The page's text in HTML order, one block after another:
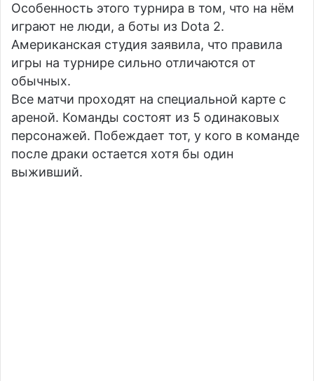
Особенность этого турнира в том, что на нём
играют не люди, а боты из Dota 2.
Американская студия заявила, что правила
игры на турнире сильно отличаются от
обычных.
Все матчи проходят на специальной карте с
ареной. Команды состоят из 5 одинаковых
персонажей. Побеждает тот, у кого в команде
после драки остается хотя бы один
выживший.